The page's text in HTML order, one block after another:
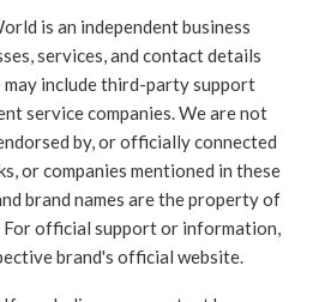
is an independent business
services, and contact details
include third-party support
service companies. We are not
by, or officially connected
or companies mentioned in these
brand names are the property of
official support or information,
brand's official website.